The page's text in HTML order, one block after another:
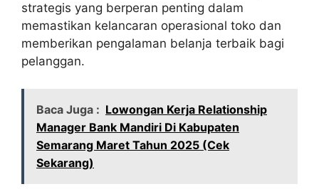
strategis yang berperan penting dalam
memastikan kelancaran operasional toko dan
memberikan pengalaman belanja terbaik bagi
pelanggan.
Baca Juga : Lowongan Kerja Relationship
Manager Bank Mandiri Di Kabupaten
Semarang Maret Tahun 2025 (Cek
Sekarang)